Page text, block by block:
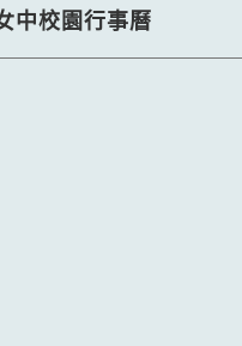
中校園行事曆